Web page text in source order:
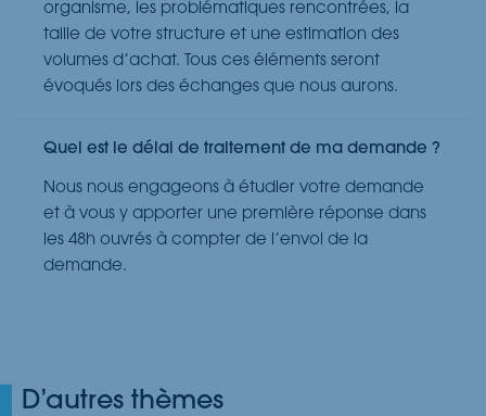
organisme, les problématiques rencontrées, la
taille de votre structure et une estimation des
volumes d’achat. Tous ces éléments seront
évoqués lors des échanges que nous aurons.
Quel est le délai de traitement de ma demande ?
Nous nous engageons à étudier votre demande
et à vous y apporter une première réponse dans
les 48h ouvrés à compter de l’envoi de la
demande.
D’autres thèmes